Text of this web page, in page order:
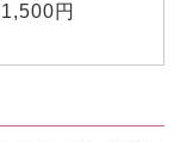
1,500円